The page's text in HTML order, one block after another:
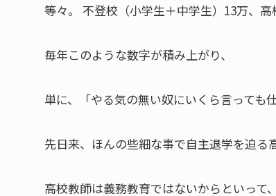
等々。 不登校（小学生＋中学生）13万、
毎年このような数字が積み上がり、
単に、「やる気の無い奴にいくら言っても
先日来、ほんの些細な事で自主退学を迫る
高校教師は義務教育ではないからといって